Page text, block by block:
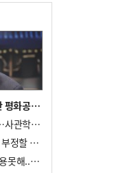
이 대통령, "메아리 없는 함성 같지만 평화공존책 계속해야"
이 대통령 "육사가 쿠데타 3번 벌여…사관학교 통합 신속히 추진"
李 “형소법 개정 논란 있으나 입법권 부정할 만큼은 아냐”(종합)
이 대통령 "의견 다르다고 거부권 사용못해.. 입법권 부정할 상황이라 보기 어려워"